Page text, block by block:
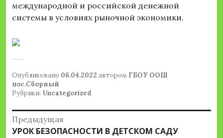
международной и российской денежной
системы в условиях рыночной экономики.
Опубликовано 06.04.2022 автором ГБОУ ООШ
пос.Сборный
Рубрики: Uncategorized
Навигация
Предыдущая
Предыдущая
УРОК БЕЗОПАСНОСТИ В ДЕТСКОМ САДУ